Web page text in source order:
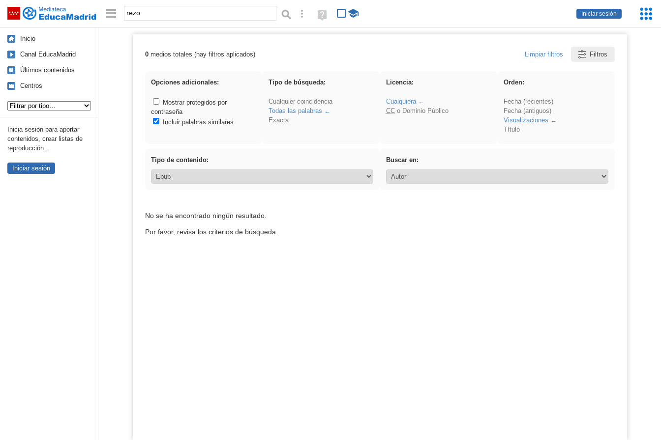
Saltar navegación
Iniciar sesión
Palabra o frase: Búsqueda avanzada
Ayuda
(en
Inicio
Canal EducaMadrid
Últimos contenidos
Centros
Inicia sesión para aportar
contenidos, crear listas de
reproducción...
Iniciar sesión
Resultados de: rezo
0medios totales (hay filtros aplicados) Limpiar filtros Filtros
Opciones adicionales:
Mostrar protegidos por
contraseña
Incluir palabras similares
Tipo de búsqueda:
Cualquier coincidencia
Todas las palabras
Exacta
Licencia:
Cualquiera
CCo Dominio Público
Orden:
Fecha (recientes)
Fecha (antiguos)
Visualizaciones
Título
Tipo de contenido: Buscar en:
No se ha encontrado ningún resultado.
Por favor, revisa los criterios de búsqueda.